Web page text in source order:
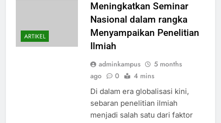
ARTIKEL
Meningkatkan Seminar
Nasional dalam rangka
Menyampaikan Penelitian
Ilmiah
adminkampus
5 months
ago
0 4 mins
Di dalam era globalisasi kini,
sebaran penelitian ilmiah
menjadi salah satu dari faktor